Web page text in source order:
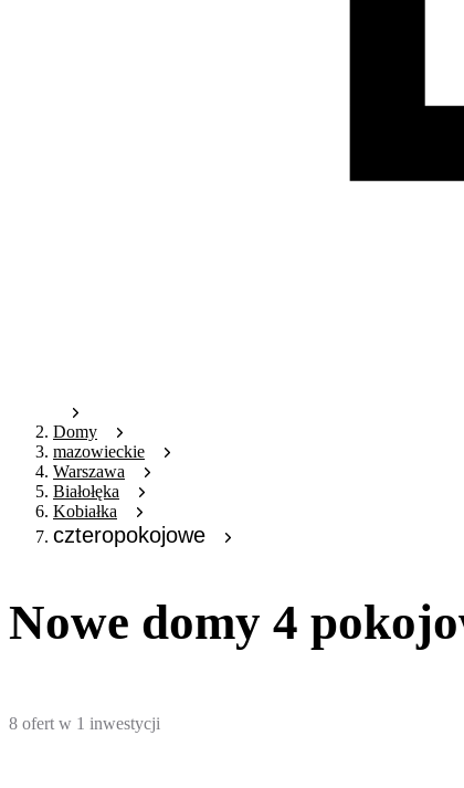
Domy
mazowieckie
Warszawa
Białołęka
Kobiałka
czteropokojowe
Nowe domy 4
8 ofert w 1 inwestycji